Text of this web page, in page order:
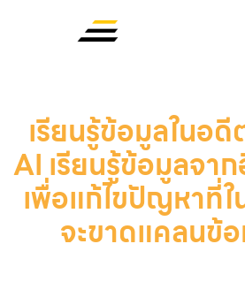
เรียนรู้ข้อมูลในอดี
AI เรียนรู้ข้อมูลจา
เพื่อแก้ไขปัญหาที่
จะขาดแคลนข้